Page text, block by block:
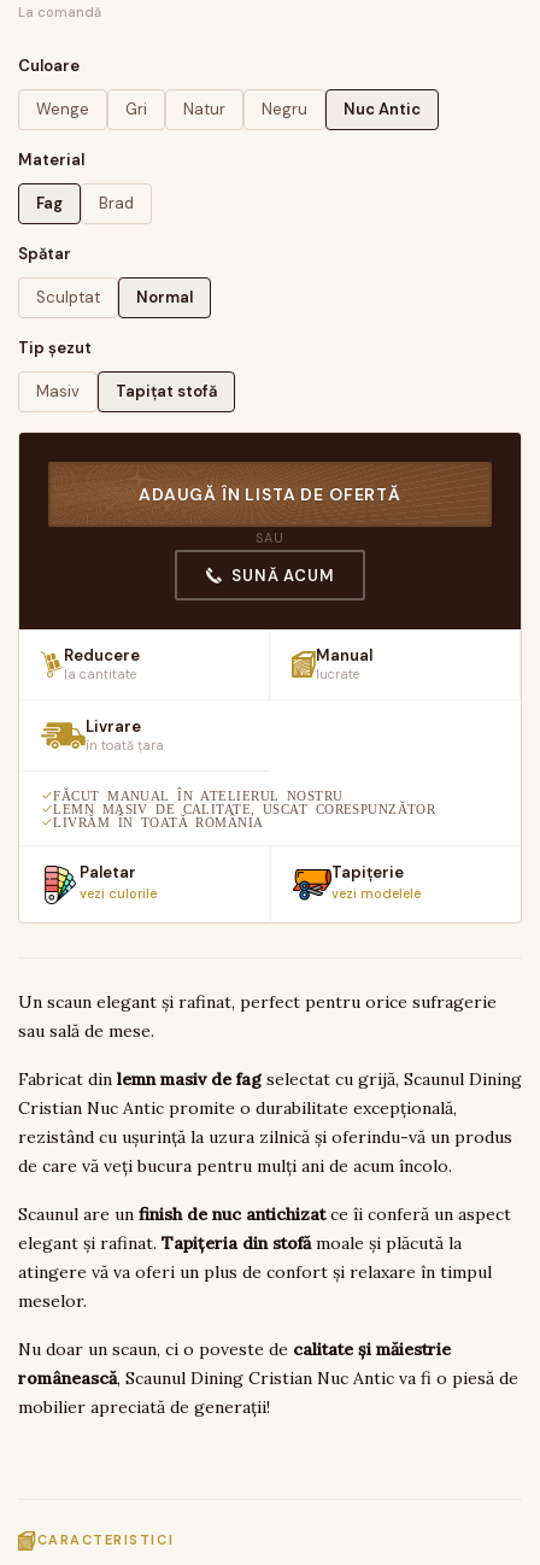
La comandă
Culoare
Wenge Gri Natur Negru Nuc Antic
Material
Fag Brad
Spătar
Sculptat Normal
Tip șezut
Masiv Tapițat stofă
ADAUGĂ ÎN LISTA DE OFERTĂ
SAU
SUNĂ ACUM
Reducere
la cantitate
Manual
lucrate
Livrare
în toată țara
FĂCUT MANUAL ÎN ATELIERUL NOSTRU
LEMN MASIV DE CALITATE, USCAT CORESPUNZĂTOR
LIVRĂM ÎN TOATĂ ROMÂNIA
Paletar
vezi culorile
Tapițerie
vezi modelele
Un scaun elegant și rafinat, perfect pentru orice sufragerie
sau sală de mese.
Fabricat din lemn masiv de fag selectat cu grijă, Scaunul Dining
Cristian Nuc Antic promite o durabilitate excepțională,
rezistând cu ușurință la uzura zilnică și oferindu-vă un produs
de care vă veți bucura pentru mulți ani de acum încolo.
Scaunul are un finish de nuc antichizatce îi conferă un aspect
elegant și rafinat. Tapițeria din stofămoale și plăcută la
atingere vă va oferi un plus de confort și relaxare în timpul
meselor.
Nu doar un scaun, ci o poveste de calitate și măiestrie
românească, Scaunul Dining Cristian Nuc Antic va fi o piesă de
mobilier apreciată de generații!
CARACTERISTICI